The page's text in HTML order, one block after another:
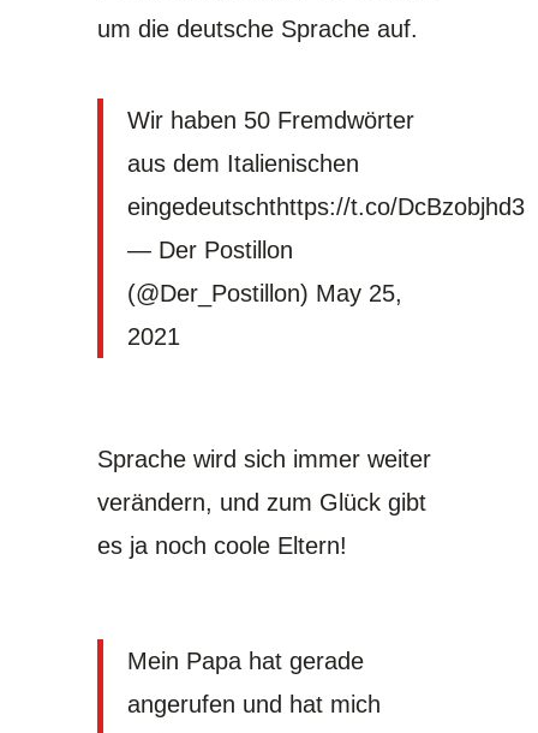
um die deutsche Sprache auf.
Wir haben 50 Fremdwörter
aus dem Italienischen
eingedeutschthttps://t.co/DcBzobjhd3
— Der Postillon
(@Der_Postillon) May 25,
2021
Sprache wird sich immer weiter
verändern, und zum Glück gibt
es ja noch coole Eltern!
Mein Papa hat gerade
angerufen und hat mich